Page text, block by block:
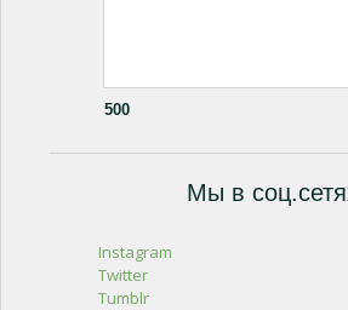
500
Мы в
Instagram
Twitter
Tumblr